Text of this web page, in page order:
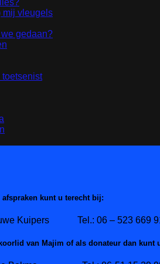
mij vleugels
gedaan?
kunt u terecht bij:
Kuipers Tel.: 06 – 523 669
van Majim of als donateur dan kunt